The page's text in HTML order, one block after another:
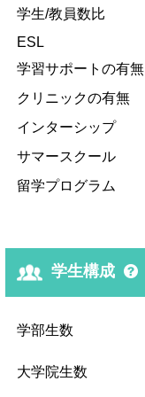
学生/教員数比
ESL
学習サポートの有無
クリニックの有無
インターシップ
サマースクール
留学プログラム
学生構成
学部生数
大学院生数